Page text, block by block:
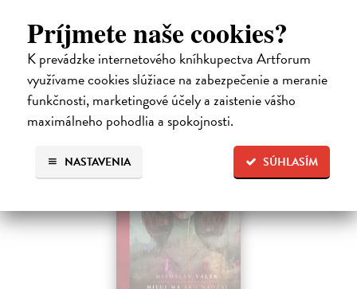
Príjmete naše cookies?
K prevádzke internetového kníhkupectva Artforum
využívame cookies slúžiace na zabezpečenie a meranie
funkčnosti, marketingové účely a zaistenie vášho
maximálneho pohodlia a spokojnosti.
SÚHLASÍM
NASTAVENIA
14,31 €
15,90 €
na sklade